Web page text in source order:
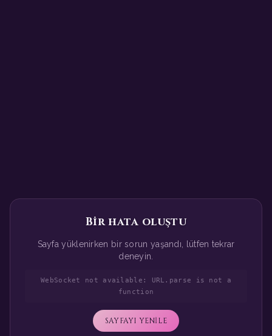
Bir hata oluştu
Sayfa yüklenirken bir sorun yaşandı, lütfen tekrar
deneyin.
WebSocket not available: URL.parse is not a
function
SAYFAYI YENİLE